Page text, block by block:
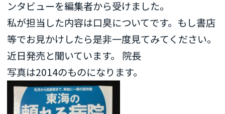
ンタビューを編集者から受けました。
私が担当した内容は口臭についてです。もし書店
等でお見かけしたら是非一度見てみてください。
近日発売と聞いています。 院長
写真は2014のものになります。